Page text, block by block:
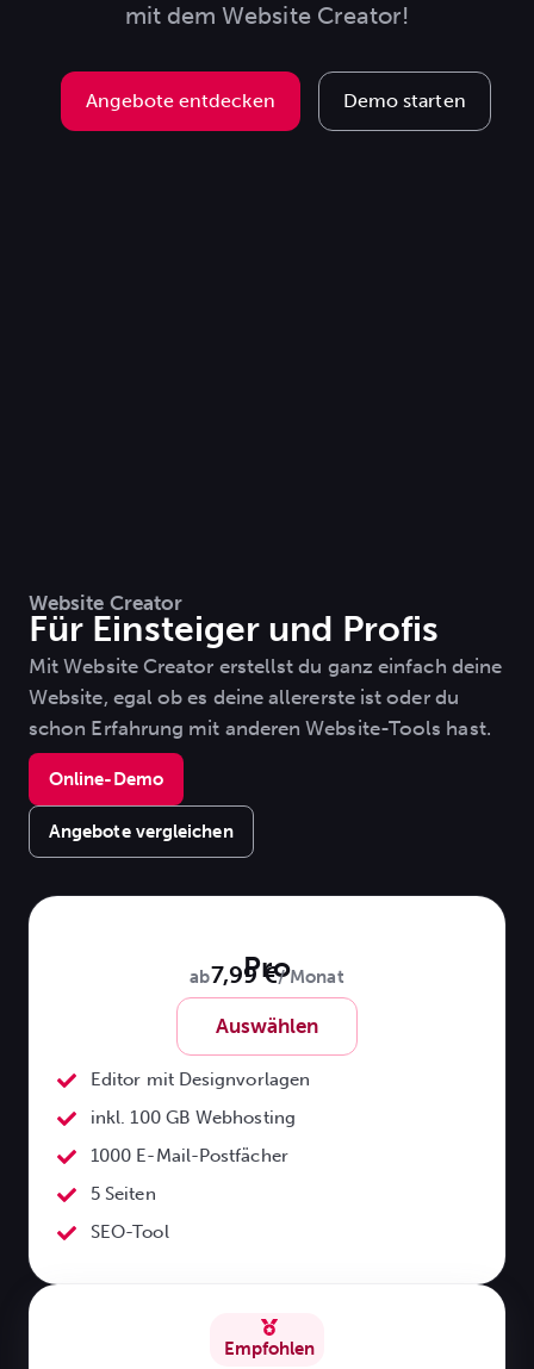
mit dem Website Creator!
Angebote entdecken Demo starten
Website Creator
Für Einsteiger und Profis
Mit Website Creator erstellst du ganz einfach deine
Website, egal ob es deine allererste ist oder du
schon Erfahrung mit anderen Website-Tools hast.
Online-Demo
Angebote vergleichen
Pro
ab7,99 €/ Monat
Auswählen
Editor mit Designvorlagen
inkl. 100 GB Webhosting
1000 E-Mail-Postfächer
5 Seiten
SEO-Tool
Empfohlen